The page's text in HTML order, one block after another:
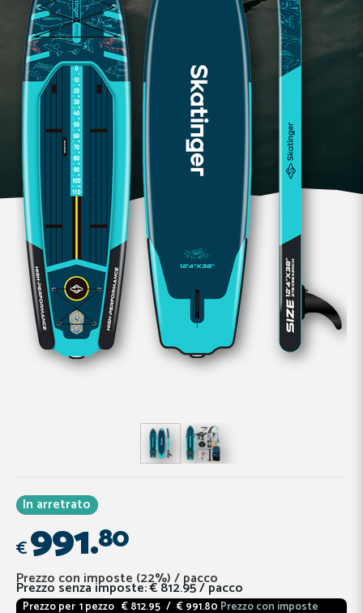
In arretrato
€991.80
Prezzo con imposte (22%)/pacco
Prezzo senza imposte:€ 812.95/ pacco
Prezzo per 1 pezzo € 812.95 / € 991.80 Prezzo con imposte